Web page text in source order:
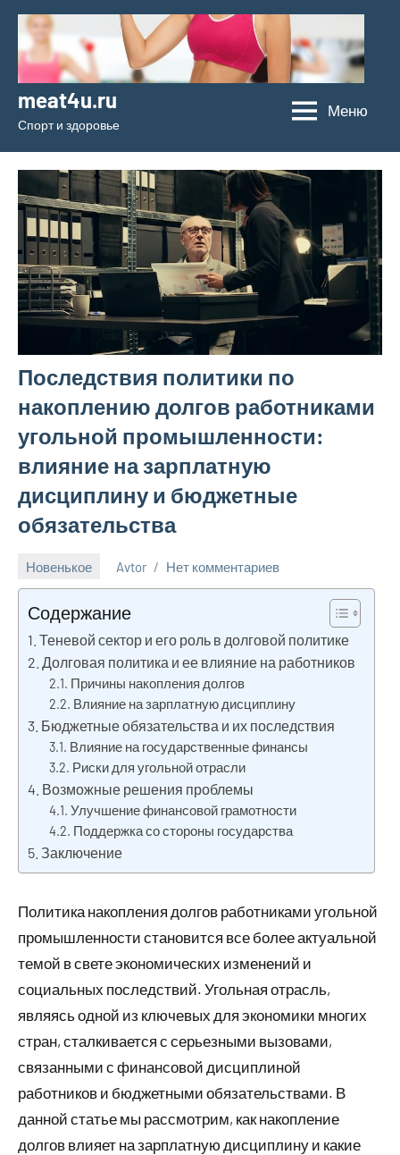
Перейти
содержимому
meat4u.ru
Спорт и здоровье
Меню
Последствия политики по
накоплению долгов работниками
угольной промышленности:
влияние на зарплатную
дисциплину и бюджетные
обязательства
Новенькое
2025
Avtor Нет комментариев
Содержание
Теневой сектор и его роль в долговой политике
Долговая политика и ее влияние на работников
Причины накопления долгов
Влияние на зарплатную дисциплину
Бюджетные обязательства и их последствия
Влияние на государственные финансы
Риски для угольной отрасли
Возможные решения проблемы
Улучшение финансовой грамотности
Поддержка со стороны государства
Заключение
Политика накопления долгов работниками угольной
промышленности становится все более актуальной
темой в свете экономических изменений и
социальных последствий. Угольная отрасль,
являясь одной из ключевых для экономики многих
стран, сталкивается с серьезными вызовами,
связанными с финансовой дисциплиной
работников и бюджетными обязательствами. В
данной статье мы рассмотрим, как накопление
долгов влияет на зарплатную дисциплину и какие